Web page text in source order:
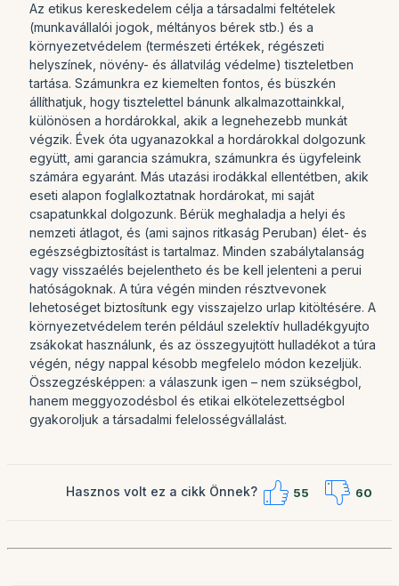
Az etikus kereskedelem célja a társadalmi feltételek
(munkavállalói jogok, méltányos bérek stb.) és a
környezetvédelem (természeti értékek, régészeti
helyszínek, növény- és állatvilág védelme) tiszteletben
tartása. Számunkra ez kiemelten fontos, és büszkén
állíthatjuk, hogy tisztelettel bánunk alkalmazottainkkal,
különösen a hordárokkal, akik a legnehezebb munkát
végzik. Évek óta ugyanazokkal a hordárokkal dolgozunk
együtt, ami garancia számukra, számunkra és ügyfeleink
számára egyaránt. Más utazási irodákkal ellentétben, akik
eseti alapon foglalkoztatnak hordárokat, mi saját
csapatunkkal dolgozunk. Bérük meghaladja a helyi és
nemzeti átlagot, és (ami sajnos ritkaság Peruban) élet- és
egészségbiztosítást is tartalmaz. Minden szabálytalanság
vagy visszaélés bejelentheto és be kell jelenteni a perui
hatóságoknak. A túra végén minden résztvevonek
lehetoséget biztosítunk egy visszajelzo urlap kitöltésére. A
környezetvédelem terén például szelektív hulladékgyujto
zsákokat használunk, és az összegyujtött hulladékot a túra
végén, négy nappal késobb megfelelo módon kezeljük.
Összegzésképpen: a válaszunk igen – nem szükségbol,
hanem meggyozodésbol és etikai elkötelezettségbol
gyakoroljuk a társadalmi felelosségvállalást.
Hasznos volt ez a cikk Önnek? 55 60